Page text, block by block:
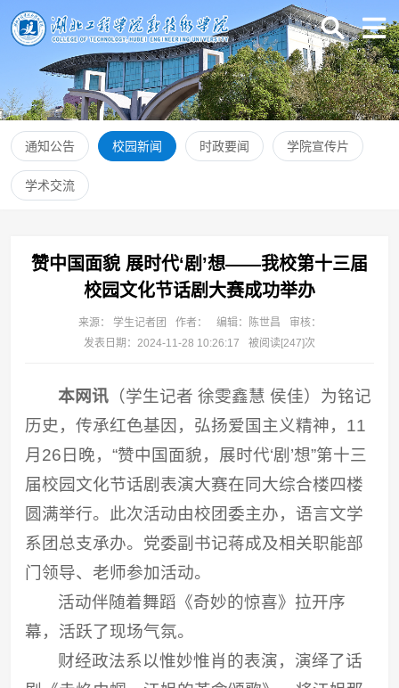
通知公告 校园新闻 时政要闻 学院宣传片
学术交流
赞中国面貌 展时代‘剧’想——我校第十三届
校园文化节话剧大赛成功举办
来源： 学生记者团 作者： 编辑：陈世昌
审核：
发表日期：2024-11-28 10:26:17
被阅读[247]次
本网讯 （学生记者 徐雯鑫慧 侯佳）为铭记
历史，传承红色基因，弘扬爱国主义精神，11
月26日晚，“赞中国面貌，展时代‘剧’想”第十三
届校园文化节话剧表演大赛在同大综合楼四楼
圆满举行。此次活动由校团委主办，语言文学
系团总支承办。党委副书记蒋成及相关职能部
门领导、老师参加活动。
活动伴随着舞蹈《奇妙的惊喜》拉开序
幕，活跃了现场气氛。
财经政法系以惟妙惟肖的表演，演绎了话